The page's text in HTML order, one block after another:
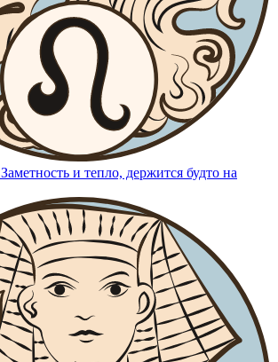
Заметность и тепло, держится будто на